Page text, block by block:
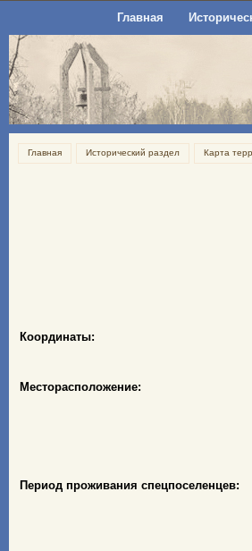
Главная
Главная Исторический раздел Карта
Координаты:
Месторасположение:
Период проживания спецпоселенцев: